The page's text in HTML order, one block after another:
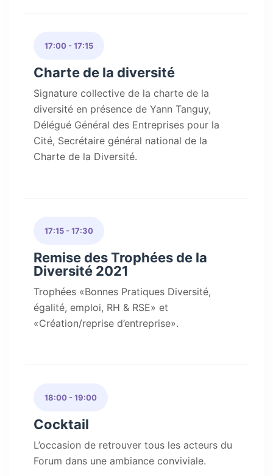
17:00 - 17:15
Charte de la diversité
Signature collective de la charte de la
diversité en présence de Yann Tanguy,
Délégué Général des Entreprises pour la
Cité, Secrétaire général national de la
Charte de la Diversité.
17:15 - 17:30
Remise des Trophées de la
Diversité 2021
Trophées «Bonnes Pratiques Diversité,
égalité, emploi, RH & RSE» et
«Création/reprise d’entreprise».
18:00 - 19:00
Cocktail
L’occasion de retrouver tous les acteurs du
Forum dans une ambiance conviviale.